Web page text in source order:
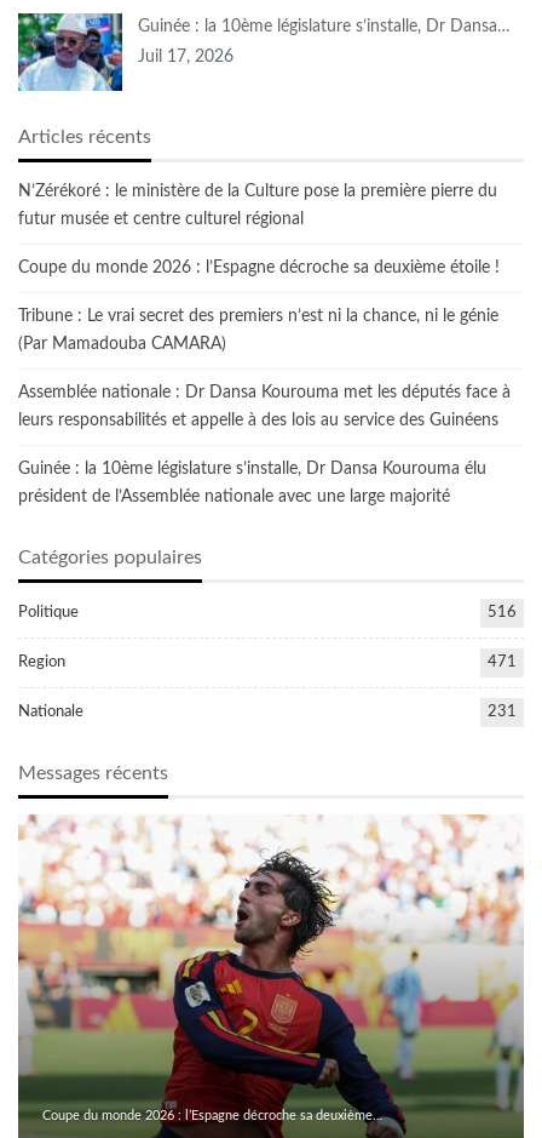
Guinée : la 10ème législature s’installe, Dr Dansa…
Juil 17, 2026
Articles récents
N’Zérékoré : le ministère de la Culture pose la première pierre du
futur musée et centre culturel régional
Coupe du monde 2026 : l’Espagne décroche sa deuxième étoile !
Tribune : Le vrai secret des premiers n’est ni la chance, ni le génie
(Par Mamadouba CAMARA)
Assemblée nationale : Dr Dansa Kourouma met les députés face à
leurs responsabilités et appelle à des lois au service des Guinéens
Guinée : la 10ème législature s’installe, Dr Dansa Kourouma élu
président de l’Assemblée nationale avec une large majorité
Catégories populaires
Politique 516
Region 471
Nationale 231
Messages récents
Coupe du monde 2026 : l’Espagne décroche sa deuxième…